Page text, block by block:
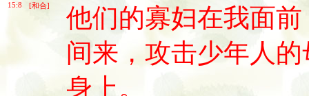
15:8 [和合]
他们的寡妇在我面
间来，攻击少年人
身上。